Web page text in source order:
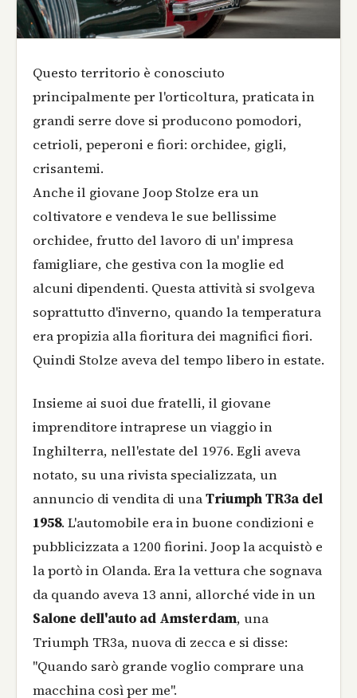
Questo territorio è conosciuto
principalmente per l'orticoltura, praticata in
grandi serre dove si producono pomodori,
cetrioli, peperoni e fiori: orchidee, gigli,
crisantemi.
Anche il giovane Joop Stolze era un
coltivatore e vendeva le sue bellissime
orchidee, frutto del lavoro di un' impresa
famigliare, che gestiva con la moglie ed
alcuni dipendenti. Questa attività si svolgeva
soprattutto d'inverno, quando la temperatura
era propizia alla fioritura dei magnifici fiori.
Quindi Stolze aveva del tempo libero in estate.
Insieme ai suoi due fratelli, il giovane
imprenditore intraprese un viaggio in
Inghilterra, nell'estate del 1976. Egli aveva
notato, su una rivista specializzata, un
annuncio di vendita di unaTriumph TR3a del
1958. L'automobile era in buone condizioni e
pubblicizzata a 1200 fiorini. Joop la acquistò e
la portò in Olanda. Era la vettura che sognava
da quando aveva 13 anni, allorché vide in un
Salone dell'auto ad Amsterdam, una
Triumph TR3a, nuova di zecca e si disse:
"Quando sarò grande voglio comprare una
macchina così per me".